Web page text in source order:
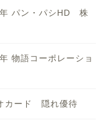
年 パン・パシHD 株
物語コーポレーショ
カード 隠れ優待